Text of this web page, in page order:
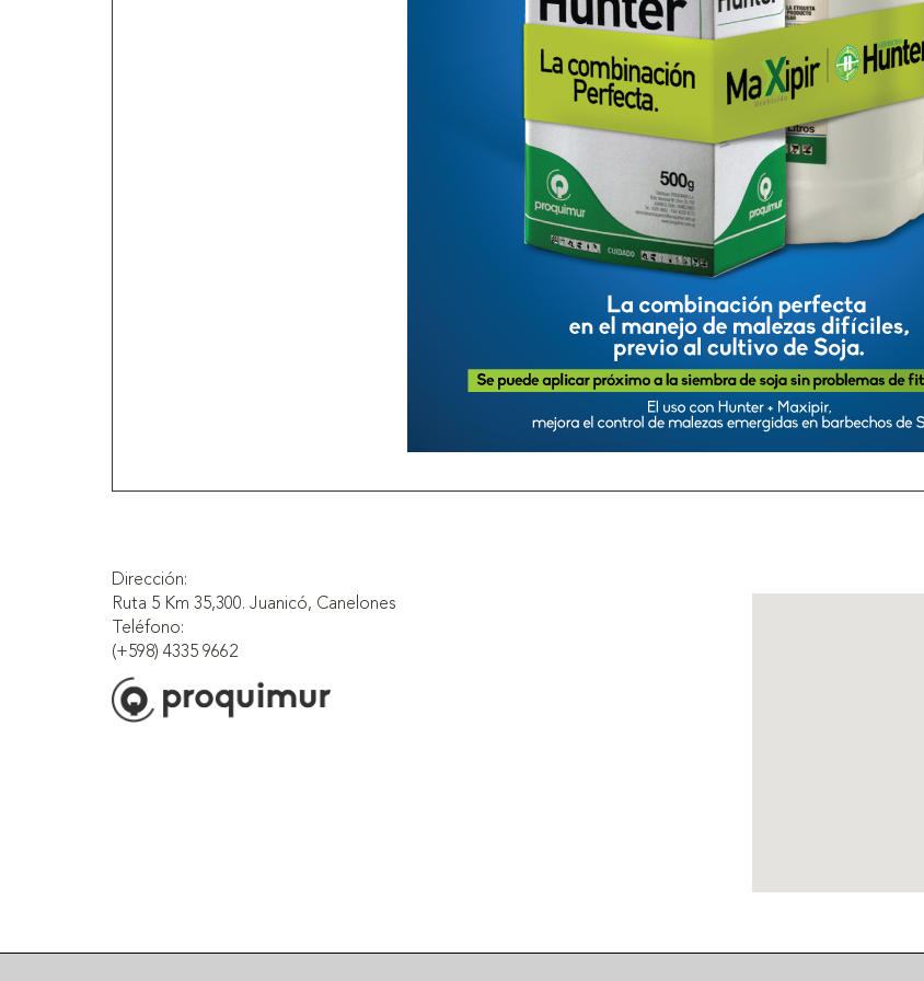
Dirección:
Ruta 5 Km 35,300. Juanicó, Canelones
Teléfono:
(+598) 4335 9662